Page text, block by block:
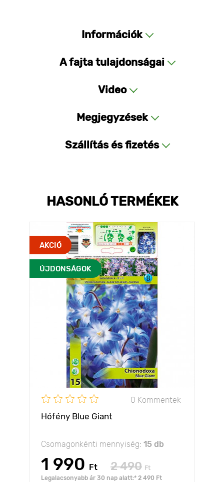
Információk
A fajta tulajdonságai
Video
Megjegyzések
Szállítás és fizetés
HASONLÓ TERMÉKEK
AKCIÓ
ÚJDONSÁGOK
0 Kommentek
Hófény Blue Giant
Csomagonkénti mennyiség: 15 db
1 990 Ft 2 490 Ft
Legalacsonyabb ár 30 nap alatt:* 2 490 Ft